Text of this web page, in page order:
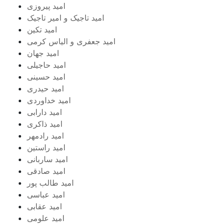
امید پیروزی
امید تاجیک و امیر تاجیک
امید تکین
امید جعفری و الیاس کرمی
امید جهان
امید حاجیلی
امید حسینی
امید حیدری
امید خداوردی
امید دارابی
امید ذاکری
امید رادمهر
امید راستین
امید ساربانی
امید صادقی
امید طالب پور
امید عباسی
امید عقابی
امید علومی